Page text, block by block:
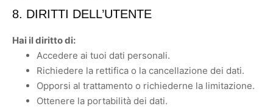
8. DIRITTI DELL’UTENTE
Hai il diritto di:
Accedere ai tuoi dati personali.
Richiedere la rettifica o la cancellazione dei dati.
Opporsi al trattamento o richiederne la limitazione.
Ottenere la portabilità dei dati.